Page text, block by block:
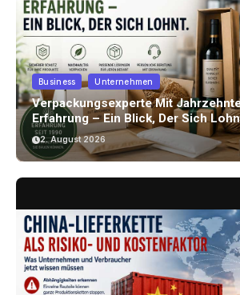
Business Unternehmen
Verpackungsexperte Mit
Erfahrung – Ein Blick, Der Sich
2. August 2026